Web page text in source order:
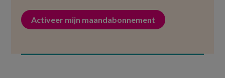
Activeer mijn maandabonnement